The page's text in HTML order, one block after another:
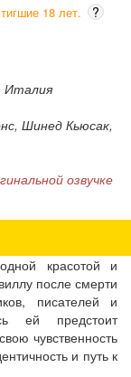
18 лет.
?
Италия
Шинед Кьюсак,
озвучке
красотой и
после смерти
писателей и
ей предстоит
чувственность
и путь к